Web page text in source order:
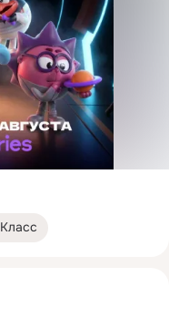
Класс